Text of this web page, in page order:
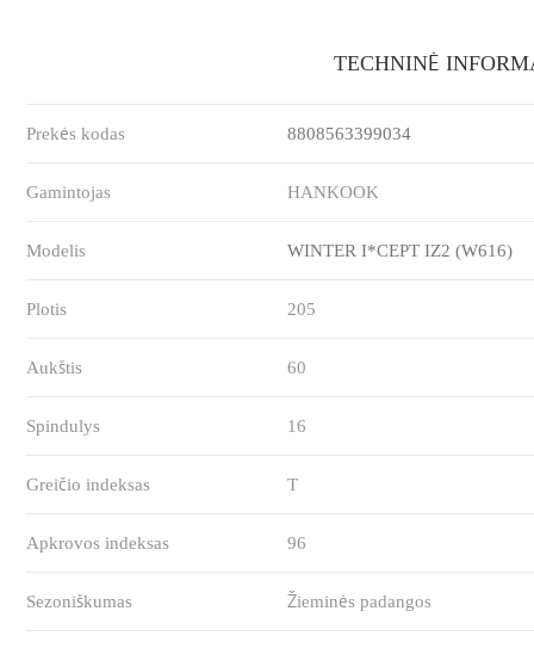
TECHNINĖ
Prekės kodas 8808563399034
Gamintojas HANKOOK
Modelis WINTER I*CEPT IZ2 (W616)
Plotis 205
Aukštis 60
Spindulys 16
Greičio indeksas T
Apkrovos indeksas 96
Sezoniškumas Žieminės padangos